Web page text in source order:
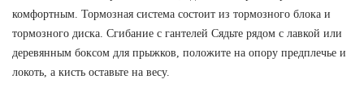
комфортным. Тормозная система состоит из тормозного блока и
тормозного диска. Сгибание с гантелей Сядьте рядом с лавкой или
деревянным боксом для прыжков, положите на опору предплечье и
локоть, а кисть оставьте на весу.